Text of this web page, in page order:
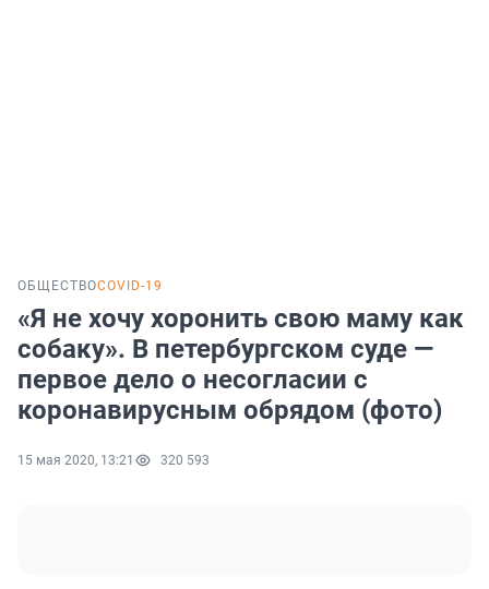
ОБЩЕСТВОCOVID-19
«Я не хочу хоронить свою маму как
собаку». В петербургском суде —
первое дело о несогласии с
коронавирусным обрядом (фото)
15 мая 2020, 13:21 320 593